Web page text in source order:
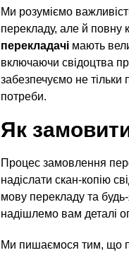
Ми розуміємо
перекладу, але й повну
перекладачімають
включаючи свідоцтва
забезпечуємо не тільки
потреби.
Як
Процес замовлення
надіслати скан-копію
мову перекладу та
надішлемо вам деталі
Ми пишаємося тим, що